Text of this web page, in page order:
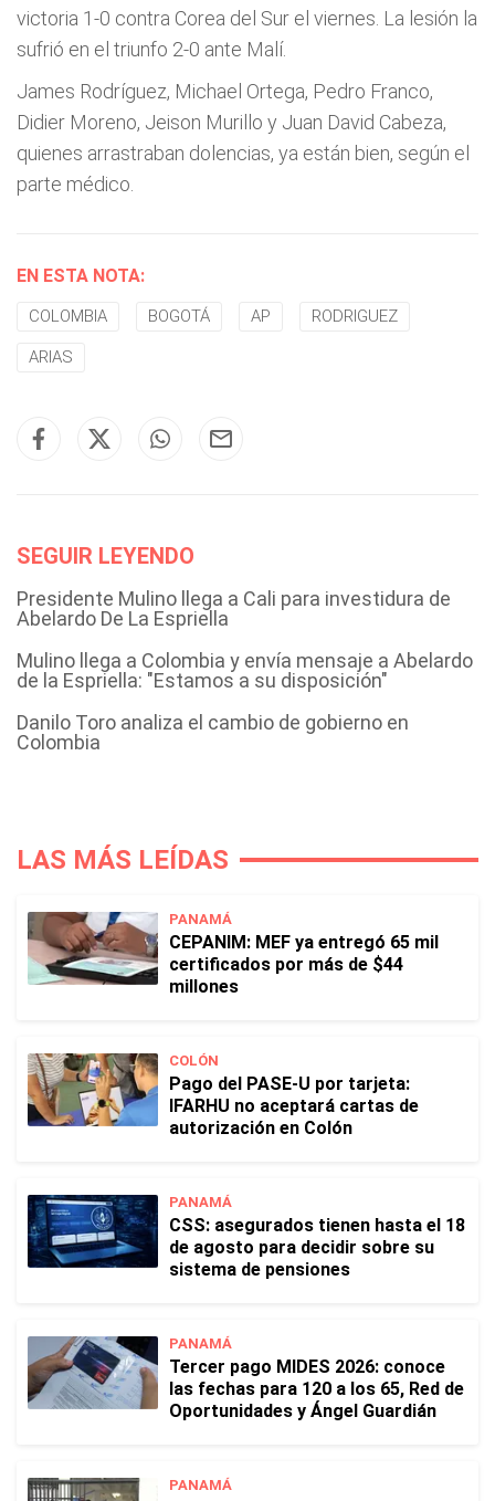
victoria 1-0 contra Corea del Sur el viernes. La lesión la
sufrió en el triunfo 2-0 ante Malí.
James Rodríguez, Michael Ortega, Pedro Franco,
Didier Moreno, Jeison Murillo y Juan David Cabeza,
quienes arrastraban dolencias, ya están bien, según el
parte médico.
EN ESTA NOTA:
COLOMBIA BOGOTÁ AP RODRIGUEZ
ARIAS
SEGUIR LEYENDO
Presidente Mulino llega a Cali para investidura de
Abelardo De La Espriella
Mulino llega a Colombia y envía mensaje a Abelardo
de la Espriella: "Estamos a su disposición"
Danilo Toro analiza el cambio de gobierno en
Colombia
LAS MÁS LEÍDAS
PANAMÁ
CEPANIM: MEF ya entregó 65 mil
certificados por más de $44
millones
COLÓN
Pago del PASE-U por tarjeta:
IFARHU no aceptará cartas de
autorización en Colón
PANAMÁ
CSS: asegurados tienen hasta el 18
de agosto para decidir sobre su
sistema de pensiones
PANAMÁ
Tercer pago MIDES 2026: conoce
las fechas para 120 a los 65, Red de
Oportunidades y Ángel Guardián
PANAMÁ